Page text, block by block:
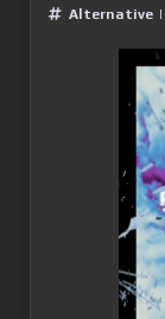
Alternative |